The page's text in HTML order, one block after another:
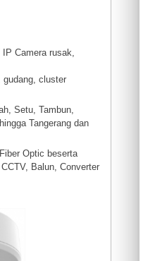
Camera rusak,
gudang, cluster
Setu, Tambun,
Tangerang dan
Optic beserta
Balun, Converter